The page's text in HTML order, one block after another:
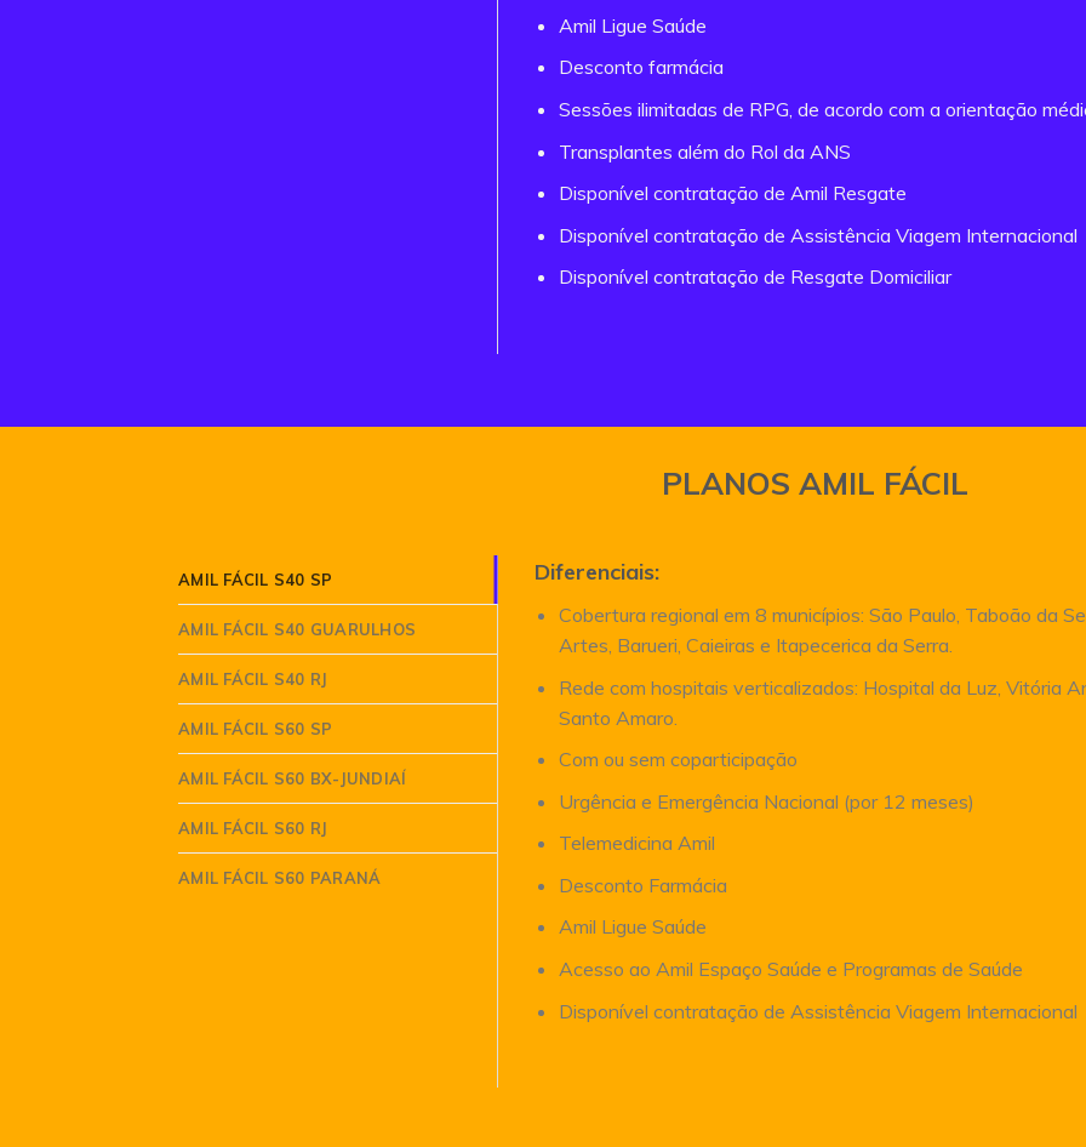
Amil Ligue Saúde
Desconto farmácia
Sessões ilimitadas de RPG, de acordo com a orientação
Transplantes além do Rol da ANS
Disponível contratação de Amil Resgate
Disponível contratação de Assistência Viagem Internacional
Disponível contratação de Resgate Domiciliar
PLANOS AMIL FÁCIL
AMIL FÁCIL S40 SP
AMIL FÁCIL S40 GUARULHOS
AMIL FÁCIL S40 RJ
AMIL FÁCIL S60 SP
AMIL FÁCIL S60 BX-JUNDIAÍ
AMIL FÁCIL S60 RJ
AMIL FÁCIL S60 PARANÁ
Diferenciais:
Cobertura regional em 8 municípios: São Paulo, Taboão da
Artes, Barueri, Caieiras e Itapecerica da Serra.
Rede com hospitais verticalizados: Hospital da Luz, Vitória
Santo Amaro.
Com ou sem coparticipação
Urgência e Emergência Nacional (por 12 meses)
Telemedicina Amil
Desconto Farmácia
Amil Ligue Saúde
Acesso ao Amil Espaço Saúde e Programas de Saúde
Disponível contratação de Assistência Viagem Internacional